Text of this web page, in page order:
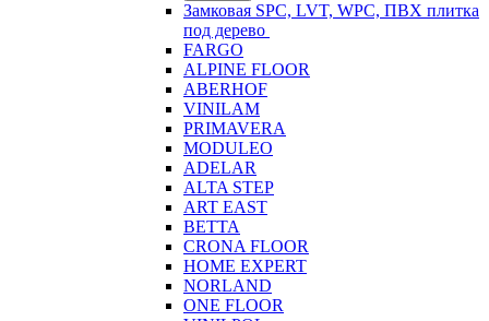
Замковая SPC, LVT, WPC, ПВХ плитка
под дерево
FARGO
ALPINE FLOOR
ABERHOF
VINILAM
PRIMAVERA
MODULEO
ADELAR
ALTA STEP
ART EAST
BETTA
CRONA FLOOR
HOME EXPERT
NORLAND
ONE FLOOR